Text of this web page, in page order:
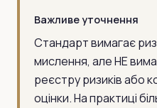
Важливе уточнення
Стандарт вимагає
мислення, але НЕ
реєстру ризиків або
оцінки. На практиці